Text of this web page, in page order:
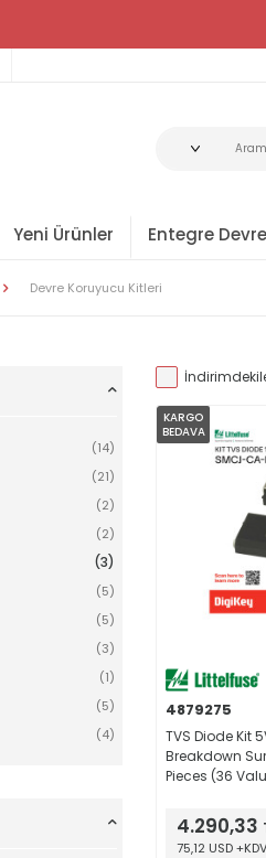
Yeni Ürünler Entegre
Devre Koruyucu Kitleri
(14)
(21)
(2)
(2)
(3)
(5)
(5)
(3)
(1)
(5)
(4)
KARGO
BEDAVA
4879275
TVS Diode Kit
Breakdown
Pieces (36
4.290,33
75,12 USD +KDV